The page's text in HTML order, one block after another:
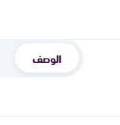
الوصف